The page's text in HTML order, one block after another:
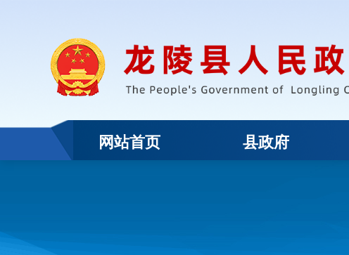
网站首页 县政府